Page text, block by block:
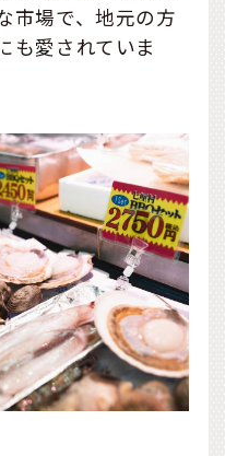
市場で、地元の方
も愛されていま